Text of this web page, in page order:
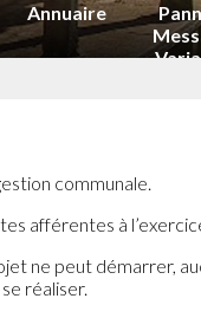
Annuaire
communale.
afférentes à
ne peut démarrer,
réaliser.